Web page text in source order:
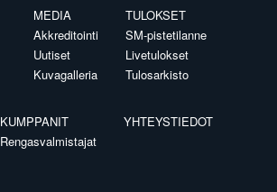
MEDIA
Akkreditointi
Uutiset
Kuvagalleria
TULOKSET
SM-pistetilanne
Livetulokset
Tulosarkisto
KUMPPANIT
Rengasvalmistajat
YHTEYSTIEDOT